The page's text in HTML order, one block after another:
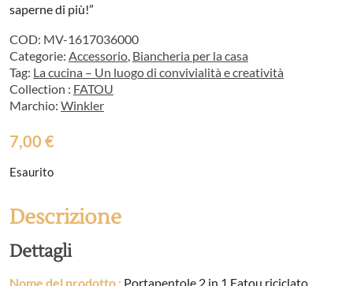
saperne di più!”
COD: MV-1617036000
Categorie: Accessorio, Biancheria per la casa
Tag: La cucina – Un luogo di convivialità e creatività
Collection : FATOU
Marchio: Winkler
7,00 €
Esaurito
Descrizione
Dettagli
Nome del prodotto : Portapentole 2 in 1 Fatou riciclato